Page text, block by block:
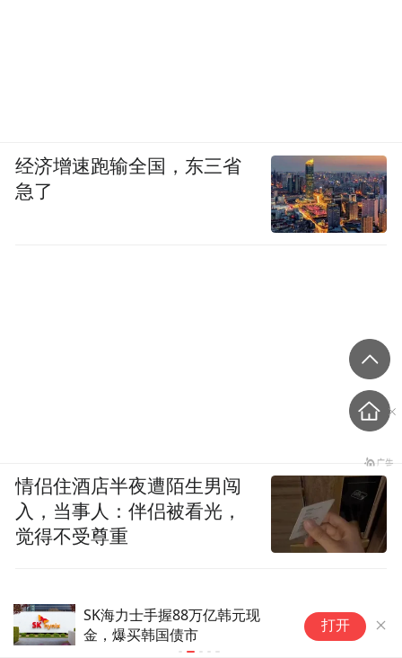
SK海力士手握88万亿韩元现
金，爆买韩国债市
打开
经济增速跑输全国，东三省
急了
情侣住酒店半夜遭陌生男闯
入，当事人：伴侣被看光，
觉得不受尊重